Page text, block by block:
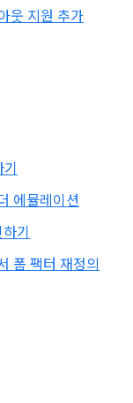
웃 지원 추가
에뮬레이션
기
폼 팩터 재정의